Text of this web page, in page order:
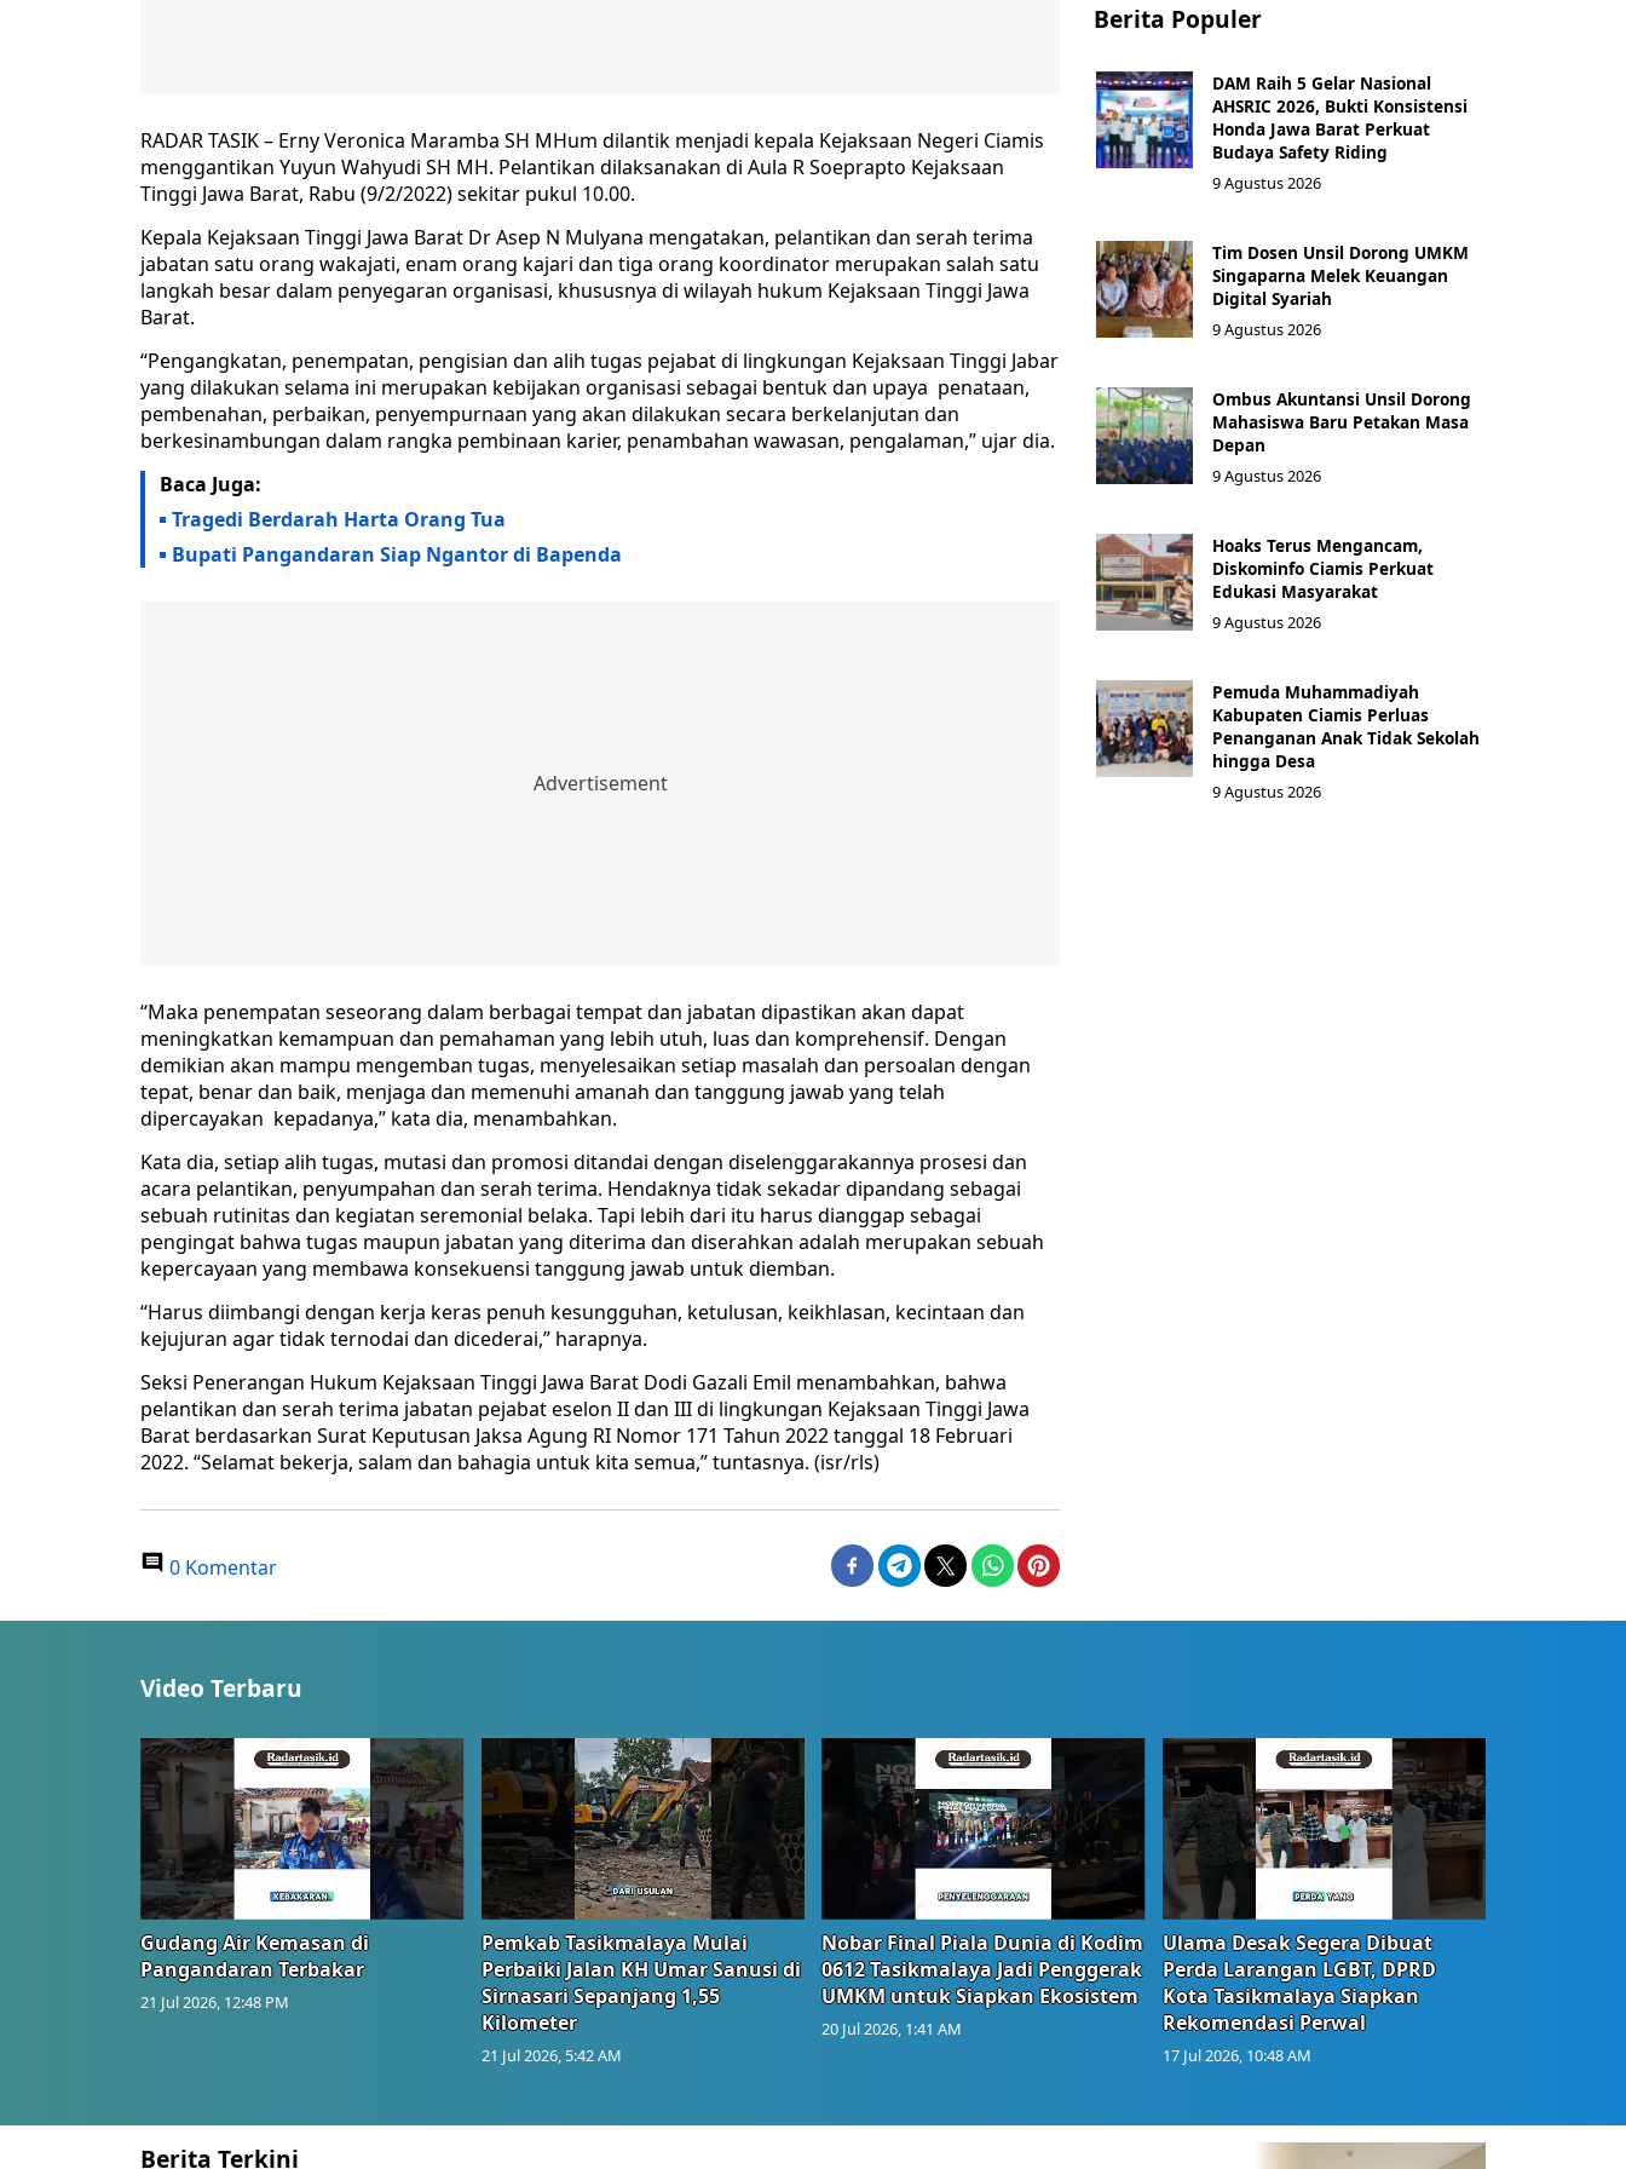
RADAR TASIK – Erny Veronica Maramba SH MHum dilantik menjadi kepala Kejaksaan Negeri Ciamis
menggantikan Yuyun Wahyudi SH MH. Pelantikan dilaksanakan di Aula R Soeprapto Kejaksaan
Tinggi Jawa Barat, Rabu (9/2/2022) sekitar pukul 10.00.
Kepala Kejaksaan Tinggi Jawa Barat Dr Asep N Mulyana mengatakan, pelantikan dan serah terima
jabatan satu orang wakajati, enam orang kajari dan tiga orang koordinator merupakan salah satu
langkah besar dalam penyegaran organisasi, khususnya di wilayah hukum Kejaksaan Tinggi Jawa
Barat.
“Pengangkatan, penempatan, pengisian dan alih tugas pejabat di lingkungan Kejaksaan Tinggi Jabar
yang dilakukan selama ini merupakan kebijakan organisasi sebagai bentuk dan upaya penataan,
pembenahan, perbaikan, penyempurnaan yang akan dilakukan secara berkelanjutan dan
berkesinambungan dalam rangka pembinaan karier, penambahan wawasan, pengalaman,” ujar dia.
Baca Juga:
Tragedi Berdarah Harta Orang Tua
Bupati Pangandaran Siap Ngantor di Bapenda
“Maka penempatan seseorang dalam berbagai tempat dan jabatan dipastikan akan dapat
meningkatkan kemampuan dan pemahaman yang lebih utuh, luas dan komprehensif. Dengan
demikian akan mampu mengemban tugas, menyelesaikan setiap masalah dan persoalan dengan
tepat, benar dan baik, menjaga dan memenuhi amanah dan tanggung jawab yang telah
dipercayakan kepadanya,” kata dia, menambahkan.
Kata dia, setiap alih tugas, mutasi dan promosi ditandai dengan diselenggarakannya prosesi dan
acara pelantikan, penyumpahan dan serah terima. Hendaknya tidak sekadar dipandang sebagai
sebuah rutinitas dan kegiatan seremonial belaka. Tapi lebih dari itu harus dianggap sebagai
pengingat bahwa tugas maupun jabatan yang diterima dan diserahkan adalah merupakan sebuah
kepercayaan yang membawa konsekuensi tanggung jawab untuk diemban.
“Harus diimbangi dengan kerja keras penuh kesungguhan, ketulusan, keikhlasan, kecintaan dan
kejujuran agar tidak ternodai dan dicederai,” harapnya.
Seksi Penerangan Hukum Kejaksaan Tinggi Jawa Barat Dodi Gazali Emil menambahkan, bahwa
pelantikan dan serah terima jabatan pejabat eselon II dan III di lingkungan Kejaksaan Tinggi Jawa
Barat berdasarkan Surat Keputusan Jaksa Agung RI Nomor 171 Tahun 2022 tanggal 18 Februari
2022. “Selamat bekerja, salam dan bahagia untuk kita semua,” tuntasnya. (isr/rls)
0 Komentar
Berita Populer
DAM Raih 5 Gelar Nasional
AHSRIC 2026, Bukti Konsistensi
Honda Jawa Barat Perkuat
Budaya Safety Riding
9 Agustus 2026
Tim Dosen Unsil Dorong UMKM
Singaparna Melek Keuangan
Digital Syariah
9 Agustus 2026
Ombus Akuntansi Unsil Dorong
Mahasiswa Baru Petakan Masa
Depan
9 Agustus 2026
Hoaks Terus Mengancam,
Diskominfo Ciamis Perkuat
Edukasi Masyarakat
9 Agustus 2026
Pemuda Muhammadiyah
Kabupaten Ciamis Perluas
Penanganan Anak Tidak Sekolah
hingga Desa
9 Agustus 2026
Video Terbaru
Gudang Air Kemasan di
Pangandaran Terbakar
21 Jul 2026, 12:48 PM
Pemkab Tasikmalaya Mulai
Perbaiki Jalan KH Umar Sanusi di
Sirnasari Sepanjang 1,55
Kilometer
21 Jul 2026, 5:42 AM
Nobar Final Piala Dunia di Kodim
0612 Tasikmalaya Jadi Penggerak
UMKM untuk Siapkan Ekosistem
20 Jul 2026, 1:41 AM
Ulama Desak Segera Dibuat
Perda Larangan LGBT, DPRD
Kota Tasikmalaya Siapkan
Rekomendasi Perwal
17 Jul 2026, 10:48 AM
Berita Terkini